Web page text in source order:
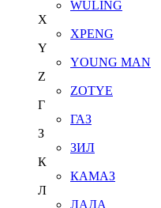
WULING
X
XPENG
Y
YOUNG MAN
Z
ZOTYE
Г
ГАЗ
З
ЗИЛ
К
КАМАЗ
Л
ЛАДА